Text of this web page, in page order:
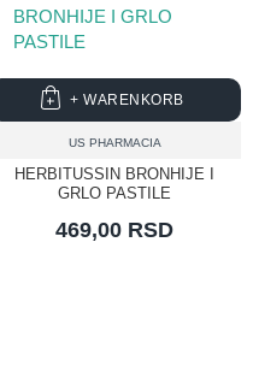
US PHARMACIA
HERBITUSSIN BRONHIJE I
GRLO PASTILE
469,00 RSD
+ WARENKORB